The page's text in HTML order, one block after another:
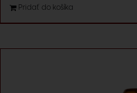
Pridať do košíka